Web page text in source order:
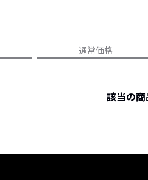
人気記事ランキング
フォーカスブランド
通常価格
該当の